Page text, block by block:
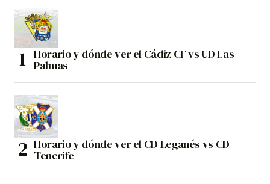
Horario y dónde ver el Cádiz CF vs UD Las
Palmas
Horario y dónde ver el CD Leganés vs CD
Tenerife